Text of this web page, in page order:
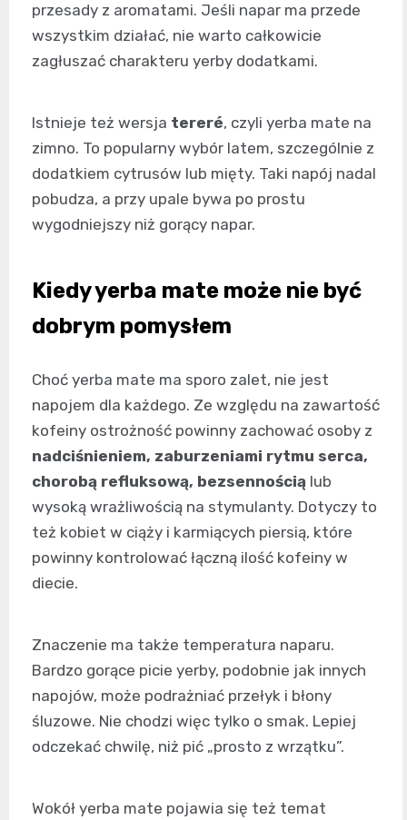
przesady z aromatami. Jeśli napar ma przede
wszystkim działać, nie warto całkowicie
zagłuszać charakteru yerby dodatkami.
Istnieje też wersja tereré, czyli yerba mate na
zimno. To popularny wybór latem, szczególnie z
dodatkiem cytrusów lub mięty. Taki napój nadal
pobudza, a przy upale bywa po prostu
wygodniejszy niż gorący napar.
Kiedy yerba mate może nie być
dobrym pomysłem
Choć yerba mate ma sporo zalet, nie jest
napojem dla każdego. Ze względu na zawartość
kofeiny ostrożność powinny zachować osoby z
nadciśnieniem, zaburzeniami rytmu serca,
chorobą refluksową, bezsennością lub
wysoką wrażliwością na stymulanty. Dotyczy to
też kobiet w ciąży i karmiących piersią, które
powinny kontrolować łączną ilość kofeiny w
diecie.
Znaczenie ma także temperatura naparu.
Bardzo gorące picie yerby, podobnie jak innych
napojów, może podrażniać przełyk i błony
śluzowe. Nie chodzi więc tylko o smak. Lepiej
odczekać chwilę, niż pić „prosto z wrzątku”.
Wokół yerba mate pojawia się też temat